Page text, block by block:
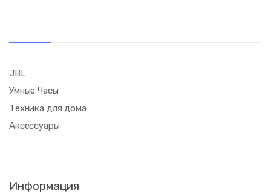
JBL
Умные Часы
Техника для дома
Аксессуары
Информация